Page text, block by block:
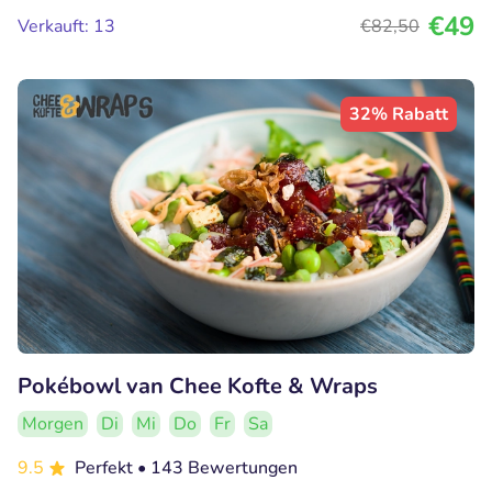
Verkauft: 13
€82,50 €49
32% Rabatt
Pokébowl van Chee Kofte & Wraps
Morgen Di Mi Do Fr
Sa
9.5
Perfekt • 143 Bewertungen